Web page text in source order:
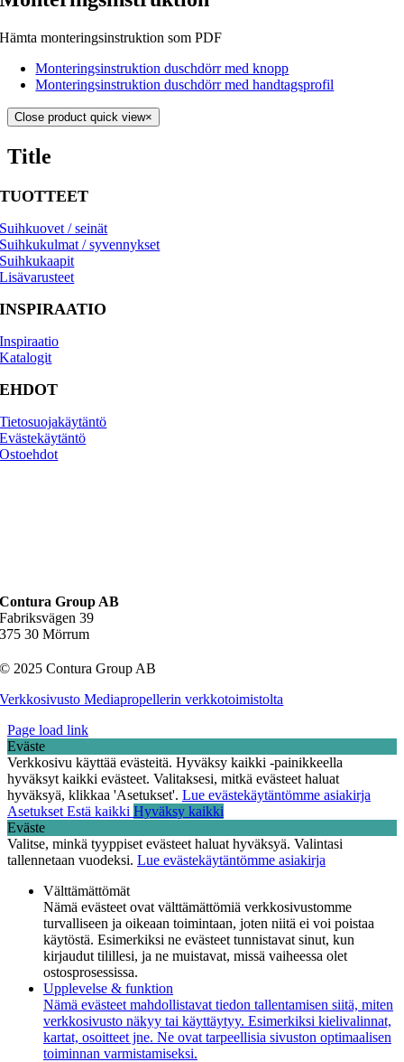
Hämta monteringsinstruktion som PDF
Monteringsinstruktion duschdörr med knopp
Monteringsinstruktion duschdörr med handtagsprofil
Close product quick view×
Title
TUOTTEET
Suihkuovet / seinät
Suihkukulmat / syvennykset
Suihkukaapit
Lisävarusteet
INSPIRAATIO
Inspiraatio
Katalogit
EHDOT
Tietosuojakäytäntö
Evästekäytäntö
Osto­ehdot
Contura Group AB
Fabriksvägen 39
375 30 Mörrum
© 2025 Contura Group AB
Verkkosivusto Mediapropellerin verkkotoimistolta
Page load link
Eväste
Verkkosivu käyttää evästeitä. Hyväksy kaikki -painikkeella
hyväksyt kaikki evästeet. Valitaksesi, mitkä evästeet haluat
hyväksyä, klikkaa 'Asetukset'. Lue evästekäytäntömme asiakirja
Asetukset Estä kaikki Hyväksy kaikki
Eväste
Valitse, minkä tyyppiset evästeet haluat hyväksyä. Valintasi
tallennetaan vuodeksi. Lue evästekäytäntömme asiakirja
Välttämättömät
Nämä evästeet ovat välttämättömiä verkkosivustomme
turvalliseen ja oikeaan toimintaan, joten niitä ei voi poistaa
käytöstä. Esimerkiksi ne evästeet tunnistavat sinut, kun
kirjaudut tilillesi, ja ne muistavat, missä vaiheessa olet
ostosprosessissa.
Upplevelse & funktion
Nämä evästeet mahdollistavat tiedon tallentamisen siitä, miten
verkkosivusto näkyy tai käyttäytyy. Esimerkiksi kielivalinnat,
kartat, osoitteet jne. Ne ovat tarpeellisia sivuston optimaalisen
toiminnan varmistamiseksi.